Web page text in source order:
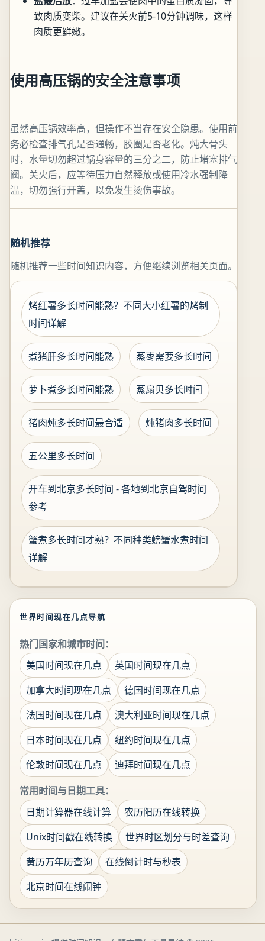
致肉质变柴。建议在关火前5-10分钟调味，这样
肉质更鲜嫩。
使用高压锅的安全注意事项
虽然高压锅效率高，但操作不当存在安全隐患。使用前
务必检查排气孔是否通畅，胶圈是否老化。炖大骨头
时，水量切勿超过锅身容量的三分之二，防止堵塞排气
阀。关火后，应等待压力自然释放或使用冷水强制降
温，切勿强行开盖，以免发生烫伤事故。
随机推荐
随机推荐一些时间知识内容，方便继续浏览相关页面。
烤红薯多长时间能熟？不同大小红薯的烤制
时间详解
煮猪肝多长时间能熟 蒸枣需要多长时间
萝卜煮多长时间能熟 蒸扇贝多长时间
猪肉炖多长时间最合适 炖猪肉多长时间
五公里多长时间
开车到北京多长时间 - 各地到北京自驾时间
参考
蟹煮多长时间才熟？不同种类螃蟹水煮时间
详解
世界时间现在几点导航
热门国家和城市时间：
美国时间现在几点
英国时间现在几点
加拿大时间现在几点
德国时间现在几点
法国时间现在几点
澳大利亚时间现在几点
日本时间现在几点
纽约时间现在几点
伦敦时间现在几点
迪拜时间现在几点
常用时间与日期工具：
日期计算器在线计算
农历阳历在线转换
Unix时间戳在线转换
世界时区划分与时差查询
黄历万年历查询
在线倒计时与秒表
北京时间在线闹钟